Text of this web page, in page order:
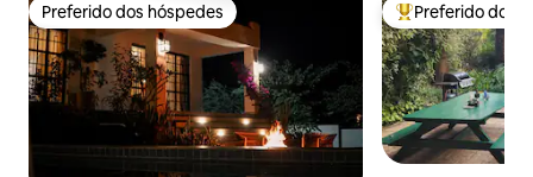
Preferido dos hóspedes
Preferido dos hóspedes Entre os
Preferido dos